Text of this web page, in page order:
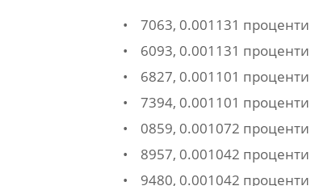
• 7063, 0.001131 проценти
• 6093, 0.001131 проценти
• 6827, 0.001101 проценти
• 7394, 0.001101 проценти
• 0859, 0.001072 проценти
• 8957, 0.001042 проценти
• 9480, 0.001042 проценти